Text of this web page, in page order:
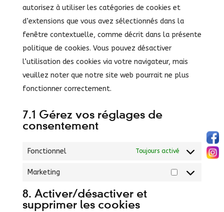
autorisez à utiliser les catégories de cookies et
d’extensions que vous avez sélectionnés dans la
fenêtre contextuelle, comme décrit dans la présente
politique de cookies. Vous pouvez désactiver
l’utilisation des cookies via votre navigateur, mais
veuillez noter que notre site web pourrait ne plus
fonctionner correctement.
7.1 Gérez vos réglages de
consentement
Fonctionnel Toujours activé
Marketing
8. Activer/désactiver et
supprimer les cookies